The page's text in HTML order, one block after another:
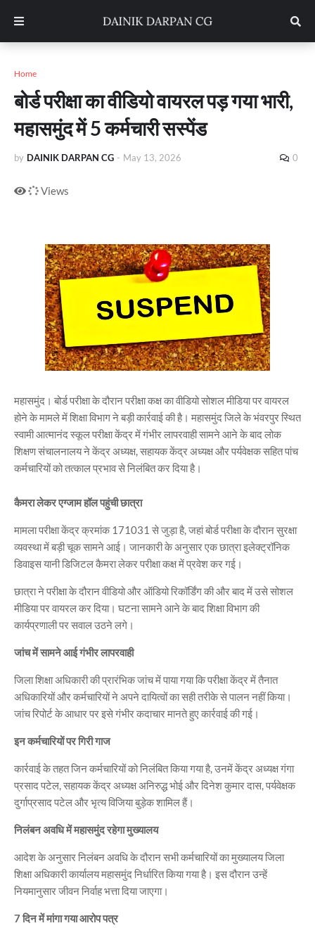
Home
बोर्ड परीक्षा का वीडियो वायरल पड़ गया भारी,
महासमुंद में 5 कर्मचारी सस्पेंड
by DAINIK DARPAN CG - May 13, 2026 0
Views
महासमुंद। बोर्ड परीक्षा के दौरान परीक्षा कक्ष का वीडियो सोशल मीडिया पर वायरल
होने के मामले में शिक्षा विभाग ने बड़ी कार्रवाई की है। महासमुंद जिले के भंवरपुर स्थित
स्वामी आत्मानंद स्कूल परीक्षा केंद्र में गंभीर लापरवाही सामने आने के बाद लोक
शिक्षण संचालनालय ने केंद्र अध्यक्ष, सहायक केंद्र अध्यक्ष और पर्यवेक्षक सहित पांच
कर्मचारियों को तत्काल प्रभाव से निलंबित कर दिया है।
कैमरा लेकर एग्जाम हॉल पहुंची छात्रा
मामला परीक्षा केंद्र क्रमांक 171031 से जुड़ा है, जहां बोर्ड परीक्षा के दौरान सुरक्षा
व्यवस्था में बड़ी चूक सामने आई। जानकारी के अनुसार एक छात्रा इलेक्ट्रॉनिक
डिवाइस यानी डिजिटल कैमरा लेकर परीक्षा कक्ष में प्रवेश कर गई।
छात्रा ने परीक्षा के दौरान वीडियो और ऑडियो रिकॉर्डिंग की और बाद में उसे सोशल
मीडिया पर वायरल कर दिया। घटना सामने आने के बाद शिक्षा विभाग की
कार्यप्रणाली पर सवाल उठने लगे।
जांच में सामने आई गंभीर लापरवाही
जिला शिक्षा अधिकारी की प्रारंभिक जांच में पाया गया कि परीक्षा केंद्र में तैनात
अधिकारियों और कर्मचारियों ने अपने दायित्वों का सही तरीके से पालन नहीं किया।
जांच रिपोर्ट के आधार पर इसे गंभीर कदाचार मानते हुए कार्रवाई की गई।
इन कर्मचारियों पर गिरी गाज
कार्रवाई के तहत जिन कर्मचारियों को निलंबित किया गया है, उनमें केंद्र अध्यक्ष गंगा
प्रसाद पटेल, सहायक केंद्र अध्यक्ष अनिरुद्ध भोई और दिनेश कुमार दास, पर्यवेक्षक
दुर्गाप्रसाद पटेल और भृत्य विजिया बुड़ेक शामिल हैं।
निलंबन अवधि में महासमुंद रहेगा मुख्यालय
आदेश के अनुसार निलंबन अवधि के दौरान सभी कर्मचारियों का मुख्यालय जिला
शिक्षा अधिकारी कार्यालय महासमुंद निर्धारित किया गया है। इस दौरान उन्हें
नियमानुसार जीवन निर्वाह भत्ता दिया जाएगा।
7 दिन में मांगा गया आरोप पत्र